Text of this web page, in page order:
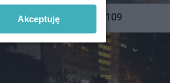
parkowania #109
Akceptuję